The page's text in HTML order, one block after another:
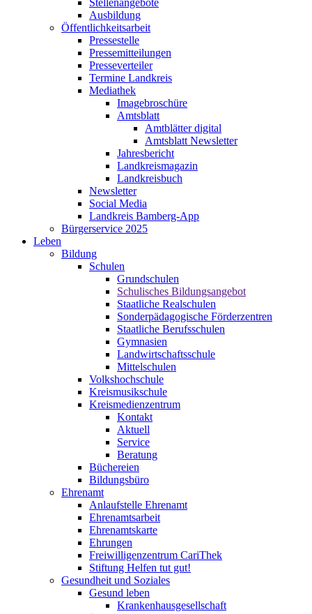
Stellenangebote
Ausbildung
Öffentlichkeitsarbeit
Pressestelle
Pressemitteilungen
Presseverteiler
Termine Landkreis
Mediathek
Imagebroschüre
Amtsblatt
Amtblätter digital
Amtsblatt Newsletter
Jahresbericht
Landkreismagazin
Landkreisbuch
Newsletter
Social Media
Landkreis Bamberg-App
Bürgerservice 2025
Leben
Bildung
Schulen
Grundschulen
Schulisches Bildungsangebot
Staatliche Realschulen
Sonderpädagogische Förderzentren
Staatliche Berufsschulen
Gymnasien
Landwirtschaftsschule
Mittelschulen
Volkshochschule
Kreismusikschule
Kreismedienzentrum
Kontakt
Aktuell
Service
Beratung
Büchereien
Bildungsbüro
Ehrenamt
Anlaufstelle Ehrenamt
Ehrenamtsarbeit
Ehrenamtskarte
Ehrungen
Freiwilligenzentrum CariThek
Stiftung Helfen tut gut!
Gesundheit und Soziales
Gesund leben
Krankenhausgesellschaft